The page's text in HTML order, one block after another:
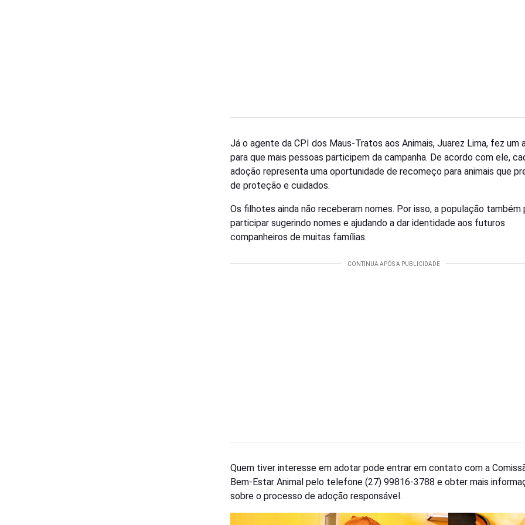
Já o agente da CPI dos Maus-Tratos aos Animais, Juarez Lima, fez um
para que mais pessoas participem da campanha. De acordo com ele,
adoção representa uma oportunidade de recomeço para animais que
de proteção e cuidados.
Os filhotes ainda não receberam nomes. Por isso, a população também
participar sugerindo nomes e ajudando a dar identidade aos futuros
companheiros de muitas famílias.
Quem tiver interesse em adotar pode entrar em contato com a
Bem-Estar Animal pelo telefone (27) 99816-3788 e obter mais
sobre o processo de adoção responsável.